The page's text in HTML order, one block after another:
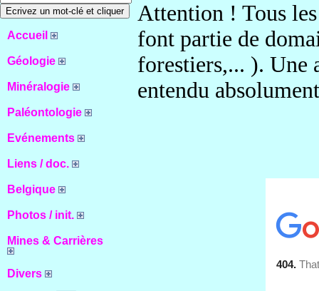
Accueil
Géologie
Minéralogie
Paléontologie
Evénements
Liens / doc.
Belgique
Photos / init.
Mines & Carrières
Divers
Attention ! Tous
font partie de
forestiers,... ). Une
entendu